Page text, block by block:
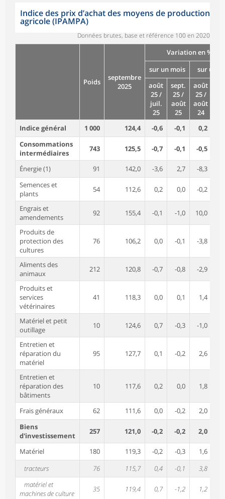
Indice des prix d’achat des moyens de production
agricole (IPAMPA)
Données brutes, base et référence 100 en 2020
Poids
septembre
2025
Variation en %
sur un mois
sur un
août
25 /
juil.
25
sept.
25 /
août
25
août
25 /
août
24
Indice général
1 000 124,4 -0,6 -0,1 0,2
Consommations
intermédiaires
743 125,5 -0,7 -0,1 -0,5
Énergie (1) 91 142,0 -3,6 2,7 -8,3
Semences et
plants
54 112,6 0,2 0,0 -0,2
Engrais et
amendements
92 155,4 -0,1 -1,0 10,0
Produits de
protection des
cultures
76 106,2 0,0 -0,1 -3,8
Aliments des
animaux
212 120,8 -0,7 -0,8 -2,9
Produits et
services
vétérinaires
41 118,3 0,0 0,1 1,4
Matériel et petit
outillage
10 124,6 0,7 -0,3 -1,0
Entretien et
réparation du
matériel
95 127,7 0,1 -0,2 2,6
Entretien et
réparation des
bâtiments
10 117,6 0,2 0,0 1,8
Frais généraux 62 111,6 0,0 -0,2 2,0
Biens
d'investissement
257 121,0 -0,2 -0,2 2,0
Matériel 180 119,3 -0,2 -0,3 1,6
tracteurs
76 115,7 0,4 -0,1 3,8
matériel et
machines de culture
35 119,4 0,7 -1,2 1,2